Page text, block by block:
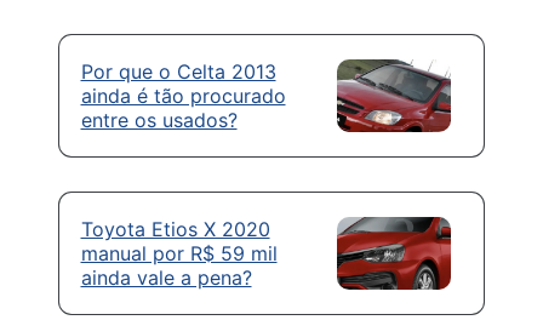
Por que o Celta 2013
ainda é tão procurado
entre os usados?
Toyota Etios X 2020
manual por R$ 59 mil
ainda vale a pena?